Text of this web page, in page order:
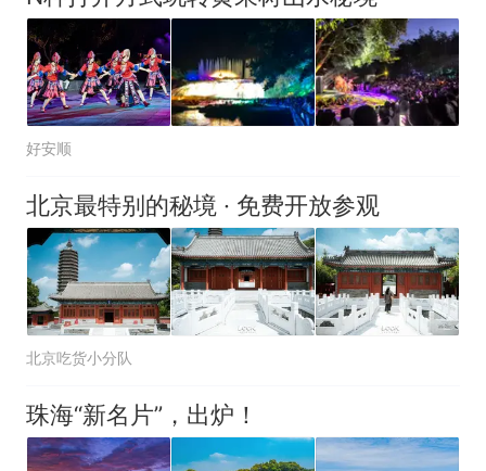
好安顺
北京最特别的秘境 · 免费开放参观
北京吃货小分队
珠海“新名片”，出炉！